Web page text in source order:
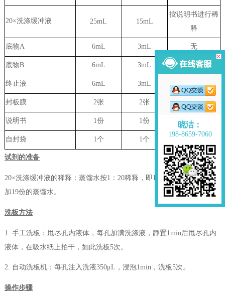
晓洁：
198-8659-7060
20×洗涤缓冲液 25mL 15mL
按说明书进行稀
释
底物A 6mL 3mL 无
底物B 6mL 3mL 无
终止液 6mL 3mL 无
封板膜 2张 2张 无
说明书 1份 1份 无
自封袋 1个 1个
试剂的准备
20×洗涤缓冲液的稀释：蒸馏水按1：20稀释，即1份的20×洗涤缓冲液
加19份的蒸馏水。
洗板方法
1. 手工洗板：甩尽孔内液体，每孔加满洗涤液，静置1min后甩尽孔内
液体，在吸水纸上拍干，如此洗板5次。
2. 自动洗板机：每孔注入洗液350μL，浸泡1min，洗板5次。
操作步骤